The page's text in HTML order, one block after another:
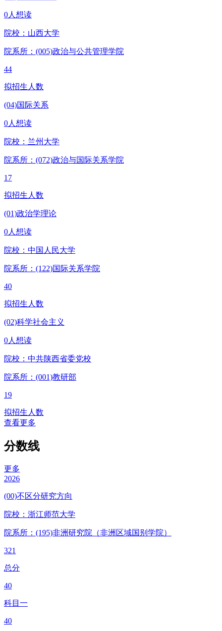
0人想读
院校： 山西大学
院系所：(005)政治与公共管理学院
44
拟招生人数
(04)国际关系
0人想读
院校： 兰州大学
院系所：(072)政治与国际关系学院
17
拟招生人数
(01)政治学理论
0人想读
院校： 中国人民大学
院系所：(122)国际关系学院
40
拟招生人数
(02)科学社会主义
0人想读
院校： 中共陕西省委党校
院系所：(001)教研部
19
拟招生人数
查看更多
分数线
更多
2026
(00)不区分研究方向
院校： 浙江师范大学
院系所：(195)非洲研究院（非洲区域国别学院）
321
总分
40
科目一
40